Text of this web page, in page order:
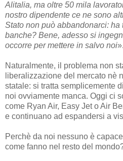
Alitalia, ma oltre 50 mila
nostro dipendente ce ne sono
Stato non può abbandonarci:
banche? Bene, adesso si
occorre per mettere in salvo noi».
Naturalmente, il problema non
liberalizzazione del mercato nè
statale: si tratta semplicemente
noi ovviamente manca. Oggi ci
come Ryan Air, Easy Jet o Air
e continuano ad espandersi a
Perchè da noi nessuno è
come fanno nel resto del